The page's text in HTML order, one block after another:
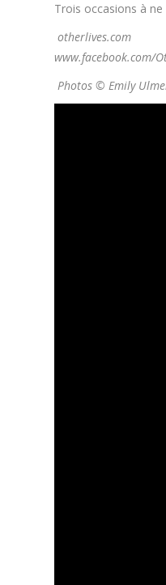
Trois occasions à
otherlives.com
www.facebook.com/
Photos © Emily